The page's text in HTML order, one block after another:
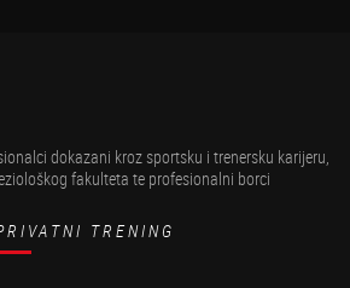
dokazani kroz sportsku i trenersku karijeru,
fakulteta te profesionalni borci
TRENING